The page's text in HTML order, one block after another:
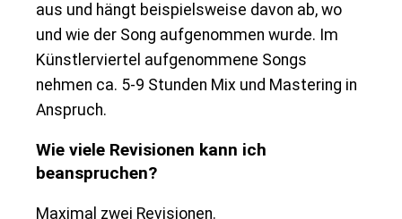
aus und hängt beispielsweise davon ab, wo
und wie der Song aufgenommen wurde. Im
Künstlerviertel aufgenommene Songs
nehmen ca. 5-9 Stunden Mix und Mastering in
Anspruch.
Wie viele Revisionen kann ich
beanspruchen?
Maximal zwei Revisionen.